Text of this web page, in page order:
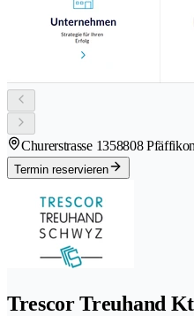
Churerstrasse 1358808
Termin reservieren
Trescor Treuhand